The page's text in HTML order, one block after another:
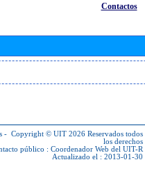
Contactos
- Copyright © UIT 2026 Reservados todos
los derechos
público : Coordenador Web del UIT-R
Actualizado el : 2013-01-30